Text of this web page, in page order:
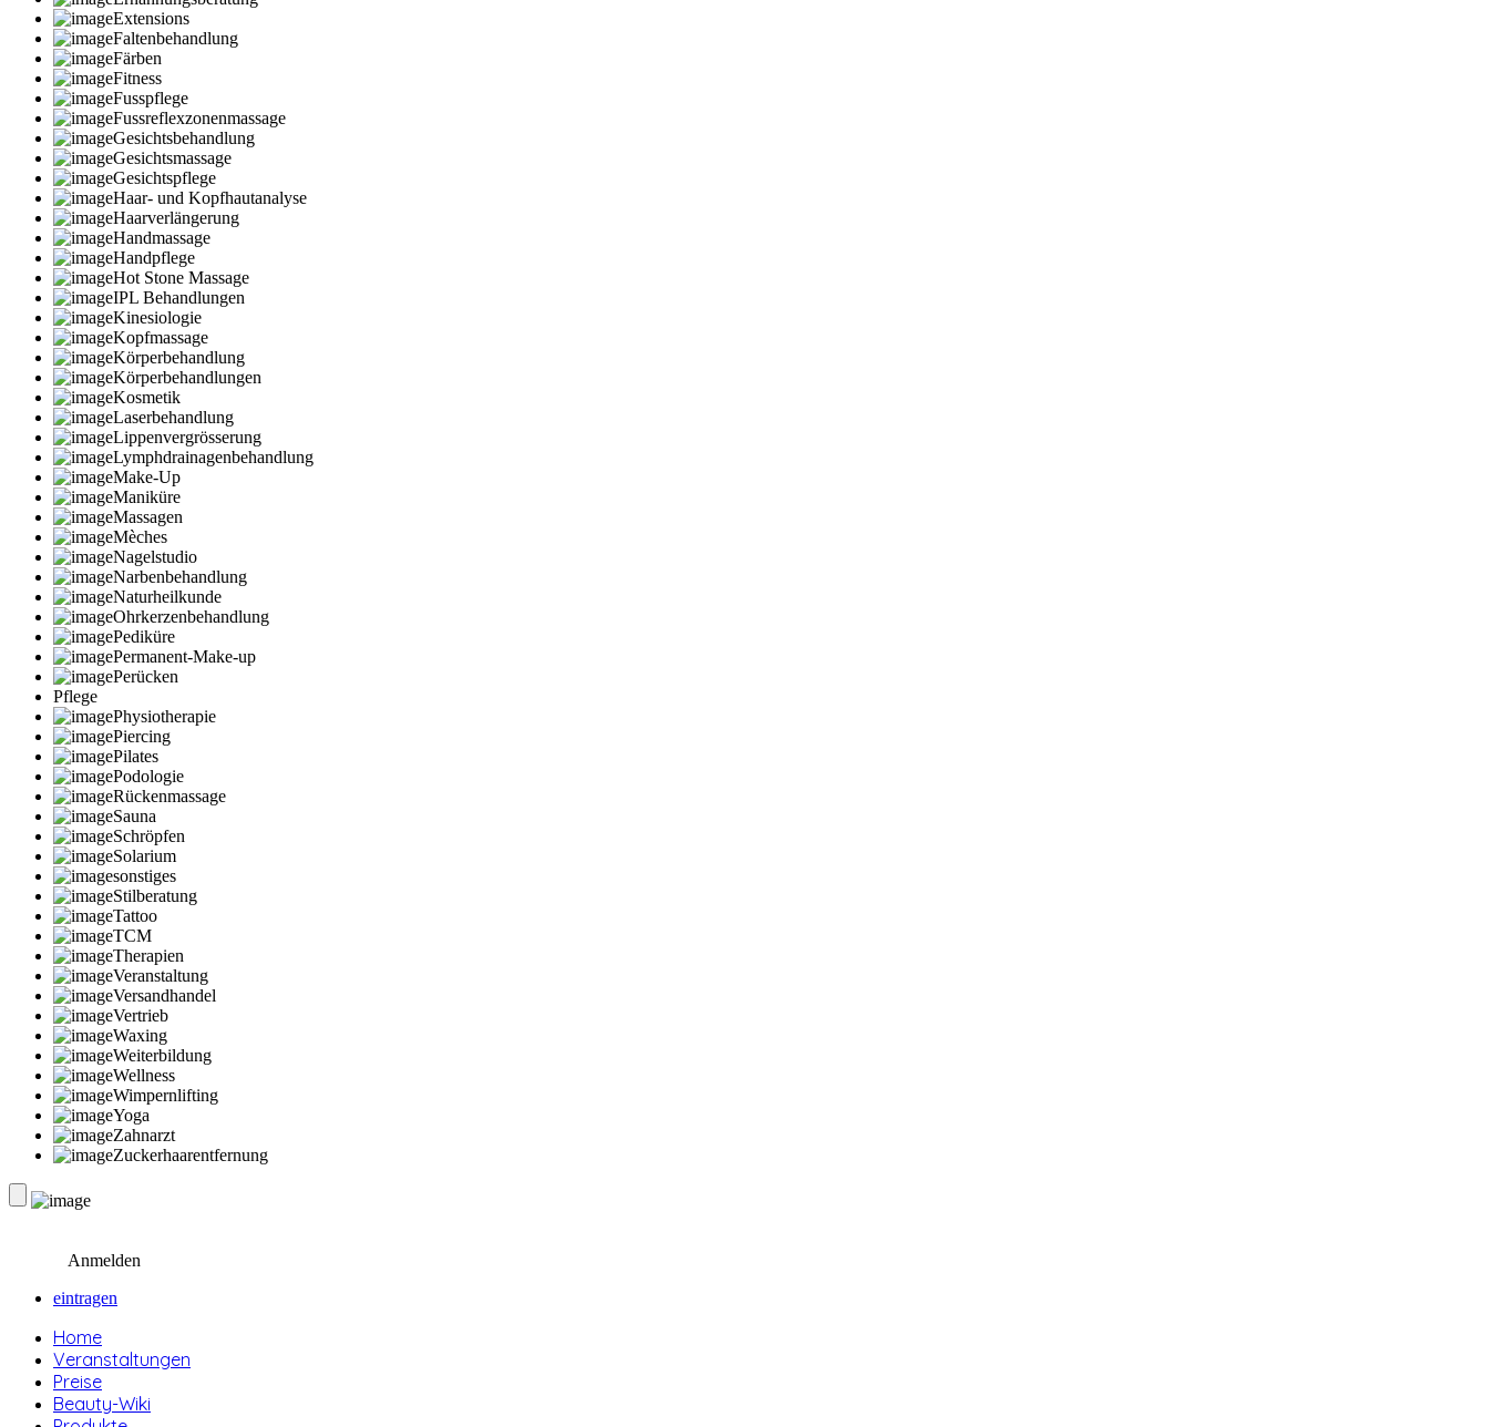
Extensions
Faltenbehandlung
Färben
Fitness
Fusspflege
Fussreflexzonenmassage
Gesichtsbehandlung
Gesichtsmassage
Gesichtspflege
Haar- und Kopfhautanalyse
Haarverlängerung
Handmassage
Handpflege
Hot Stone Massage
IPL Behandlungen
Kinesiologie
Kopfmassage
Körperbehandlung
Körperbehandlungen
Kosmetik
Laserbehandlung
Lippenvergrösserung
Lymphdrainagenbehandlung
Make-Up
Maniküre
Massagen
Mèches
Nagelstudio
Narbenbehandlung
Naturheilkunde
Ohrkerzenbehandlung
Pediküre
Permanent-Make-up
Perücken
Pflege
Physiotherapie
Piercing
Pilates
Podologie
Rückenmassage
Sauna
Schröpfen
Solarium
sonstiges
Stilberatung
Tattoo
TCM
Therapien
Veranstaltung
Versandhandel
Vertrieb
Waxing
Weiterbildung
Wellness
Wimpernlifting
Yoga
Zahnarzt
Zuckerhaarentfernung
Anmelden
eintragen
Home
Veranstaltungen
Preise
Beauty-Wiki